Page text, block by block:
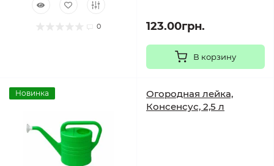
0 123.00грн.
В корзину
Новинка
Огородная лейка,
Консенсус, 2,5 л